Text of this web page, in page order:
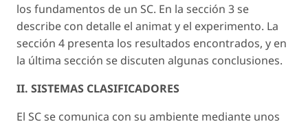
los fundamentos de un SC. En la sección 3 se
describe con detalle el animat y el experimento. La
sección 4 presenta los resultados encontrados, y en
la última sección se discuten algunas conclusiones.
II. SISTEMAS CLASIFICADORES
El SC se comunica con su ambiente mediante unos